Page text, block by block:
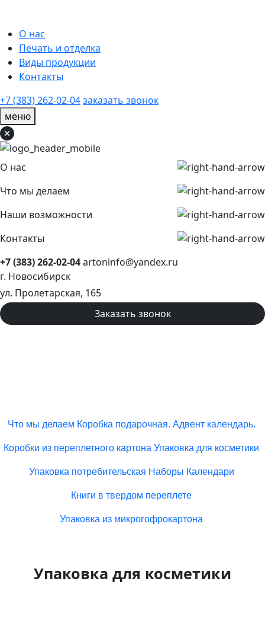
О нас
Печать и отделка
Виды продукции
Контакты
+7 (383) 262-02-04заказать звонок
меню
О нас
Что мы делаем
Наши возможности
Контакты
+7 (383) 262-02-04artoninfo@yandex.ru
г. Новосибирск
ул. Пролетарская, 165
Заказать звонок
Что мы делаем Коробка подарочная. Адвент календарь.
Коробки из переплетного картона Упаковка для косметики
Упаковка потребительская Наборы Календари
Книги в твердом переплете
Упаковка из микрогофрокартона
Упаковка для косметики